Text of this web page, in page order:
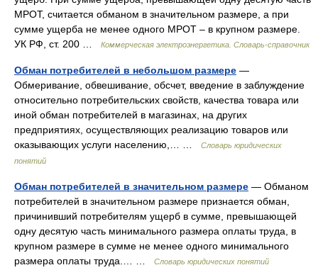
МРОТ, считается обманом в значительном размере, а при
сумме ущерба не менее одного МРОТ – в крупном размере.
УК РФ, ст. 200 …
Коммерческая электроэнергетика. Словарь-справочник
Обман потребителей в небольшом размере —
Обмеривание, обвешивание, обсчет, введение в заблуждение
относительно потребительских свойств, качества товара или
иной обман потребителей в магазинах, на других
предприятиях, осуществляющих реализацию товаров или
оказывающих услуги населению,… …
Словарь юридических
понятий
Обман потребителей в значительном размере — Обманом
потребителей в значительном размере признается обман,
причинивший потребителям ущерб в сумме, превышающей
одну десятую часть минимального размера оплаты труда, в
крупном размере в сумме не менее одного минимального
размера оплаты труда.… …
Словарь юридических понятий